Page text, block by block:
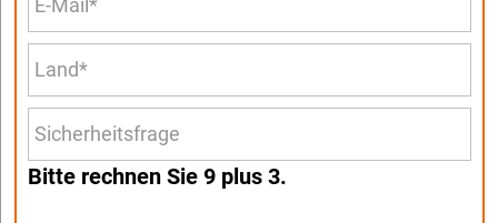
Bitte rechnen Sie 9 plus 3.